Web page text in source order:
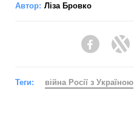
Автор: Ліза Бровко
Facebook
Теги: війна Росії з Україною